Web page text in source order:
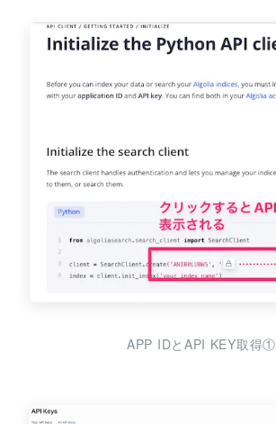
APP IDとAPI KEY取得①